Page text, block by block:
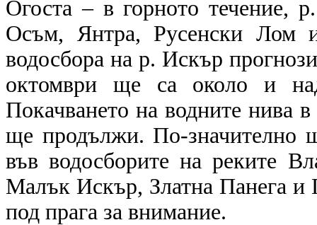
Огоста – в горното течение,
Осъм, Янтра, Русенски Лом
водосбора на р. Искър
октомври ще са около и
Покачването на водните нива
ще продължи. По-значително
във водосборите на реките
Малък Искър, Златна Панега и
под прага за внимание.